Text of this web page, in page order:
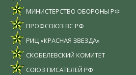
МИНИСТЕРСТВО ОБОРОНЫ РФ
ПРОФСОЮЗ ВС РФ
РИЦ «КРАСНАЯ ЗВЕЗДА»
СКОБЕЛЕВСКИЙ КОМИТЕТ
СОЮЗ ПИСАТЕЛЕЙ РФ